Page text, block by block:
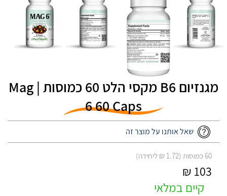
מגנזיום B6 מקסי הלט 60 כמוסות | Mag
6 60 Caps
שאל אותנו על מוצר זה
60 כמוסות (1.72 ₪ ליחידה)
103 ₪
קיים במלאי